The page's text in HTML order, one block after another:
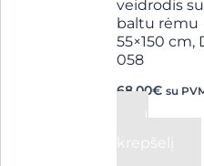
veidrodis su
baltu rėmu
55×150 cm,
058
68,00€ su
Į
krepšelį